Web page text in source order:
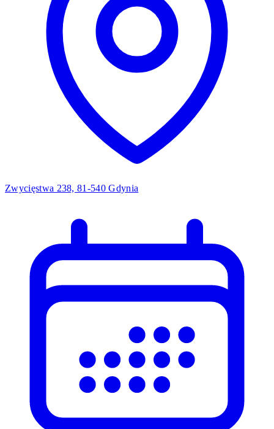
Zwycięstwa 238, 81-540 Gdynia